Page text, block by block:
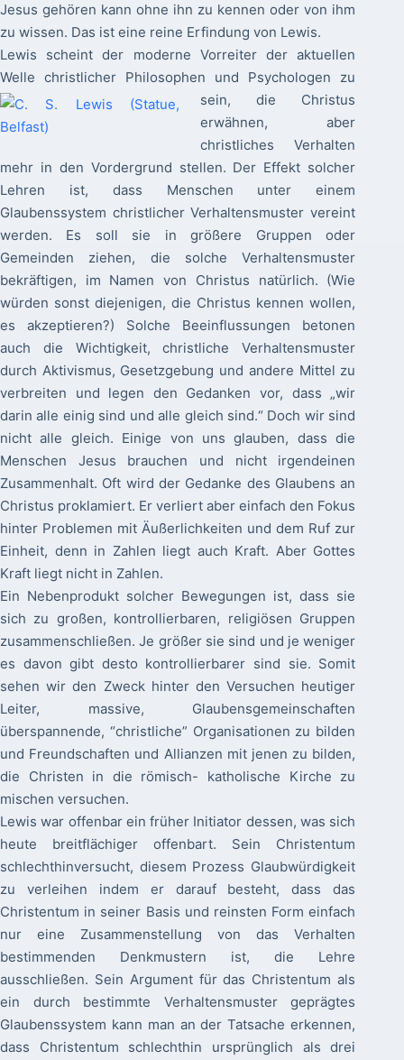
Jesus gehören kann ohne ihn zu kennen oder von ihm
zu wissen. Das ist eine reine Erfindung von Lewis.
Lewis scheint der moderne Vorreiter der aktuellen
Welle christlicher Philosophen und Psychologen zu
sein, die Christus
erwähnen, aber
christliches Verhalten
mehr in den Vordergrund stellen. Der Effekt solcher
Lehren ist, dass Menschen unter einem
Glaubenssystem christlicher Verhaltensmuster vereint
werden. Es soll sie in größere Gruppen oder
Gemeinden ziehen, die solche Verhaltensmuster
bekräftigen, im Namen von Christus natürlich. (Wie
würden sonst diejenigen, die Christus kennen wollen,
es akzeptieren?) Solche Beeinflussungen betonen
auch die Wichtigkeit, christliche Verhaltensmuster
durch Aktivismus, Gesetzgebung und andere Mittel zu
verbreiten und legen den Gedanken vor, dass „wir
darin alle einig sind und alle gleich sind.“ Doch wir sind
nicht alle gleich. Einige von uns glauben, dass die
Menschen Jesus brauchen und nicht irgendeinen
Zusammenhalt. Oft wird der Gedanke des Glaubens an
Christus proklamiert. Er verliert aber einfach den Fokus
hinter Problemen mit Äußerlichkeiten und dem Ruf zur
Einheit, denn in Zahlen liegt auch Kraft. Aber Gottes
Kraft liegt nicht in Zahlen.
Ein Nebenprodukt solcher Bewegungen ist, dass sie
sich zu großen, kontrollierbaren, religiösen Gruppen
zusammenschließen. Je größer sie sind und je weniger
es davon gibt desto kontrollierbarer sind sie. Somit
sehen wir den Zweck hinter den Versuchen heutiger
Leiter, massive, Glaubensgemeinschaften
überspannende, “christliche” Organisationen zu bilden
und Freundschaften und Allianzen mit jenen zu bilden,
die Christen in die römisch- katholische Kirche zu
mischen versuchen.
Lewis war offenbar ein früher Initiator dessen, was sich
heute breitflächiger offenbart. Sein Christentum
schlechthinversucht, diesem Prozess Glaubwürdigkeit
zu verleihen indem er darauf besteht, dass das
Christentum in seiner Basis und reinsten Form einfach
nur eine Zusammenstellung von das Verhalten
bestimmenden Denkmustern ist, die Lehre
ausschließen. Sein Argument für das Christentum als
ein durch bestimmte Verhaltensmuster geprägtes
Glaubenssystem kann man an der Tatsache erkennen,
dass Christentum schlechthin ursprünglich als drei